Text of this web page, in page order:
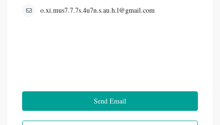
o.xi.mus7.7.7s.4u7n.s.au.h.l@gmail.com
Send Email